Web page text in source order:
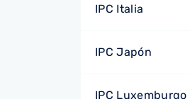
IPC Italia
IPC Japón
IPC Luxemburgo